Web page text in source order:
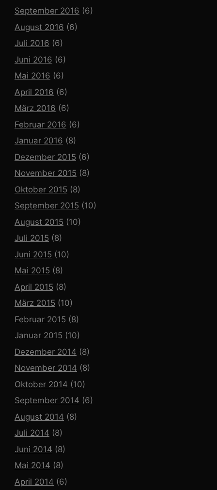
September 2016 (6)
August 2016 (6)
Juli 2016 (6)
Juni 2016 (6)
Mai 2016 (6)
April 2016 (6)
März 2016 (6)
Februar 2016 (6)
Januar 2016 (8)
Dezember 2015 (6)
November 2015 (8)
Oktober 2015 (8)
September 2015 (10)
August 2015 (10)
Juli 2015 (8)
Juni 2015 (10)
Mai 2015 (8)
April 2015 (8)
März 2015 (10)
Februar 2015 (8)
Januar 2015 (10)
Dezember 2014 (8)
November 2014 (8)
Oktober 2014 (10)
September 2014 (6)
August 2014 (8)
Juli 2014 (8)
Juni 2014 (8)
Mai 2014 (8)
April 2014 (6)